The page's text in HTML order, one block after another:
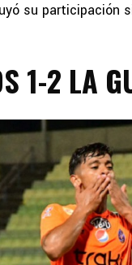
su participación
1-2 LA